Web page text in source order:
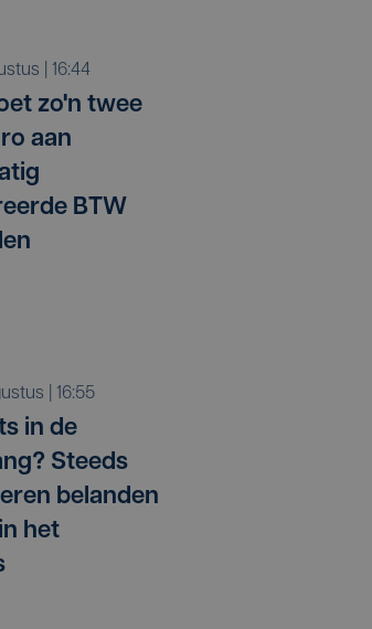
| 16:44
zo'n twee
aan
BTW
| 16:55
in de
Steeds
belanden
het